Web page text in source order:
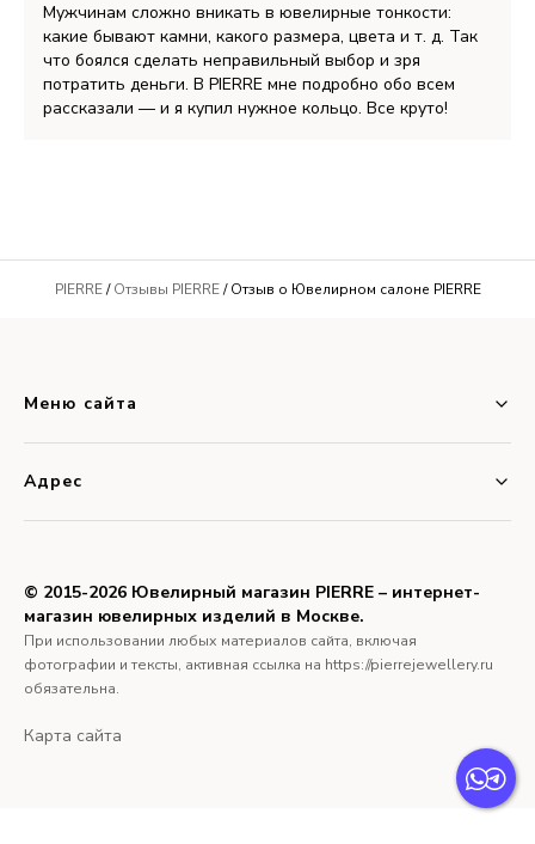
Мужчинам сложно вникать в ювелирные тонкости:
какие бывают камни, какого размера, цвета и т. д. Так
что боялся сделать неправильный выбор и зря
потратить деньги. В PIERRE мне подробно обо всем
рассказали — и я купил нужное кольцо. Все круто!
PIERRE/Отзывы PIERRE/ Отзыв о Ювелирном салоне PIERRE
Меню сайта
Адрес
© 2015-2026 Ювелирный магазин PIERRE – интернет-
магазин ювелирных изделий в Москве.
При использовании любых материалов сайта, включая
фотографии и тексты, активная ссылка на https://pierrejewellery.ru
обязательна.
Карта сайта